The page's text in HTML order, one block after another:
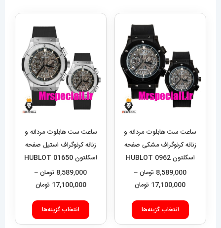
انواع
مختلفی
می
باشد.
گزینه
ها
ممکن
است
در
صفحه
محصول
ساعت ست هابلوت مردانه و
زنانه کرنوگراف مشکی صفحه
اسکلتون 0962 HUBLOT
BIG BANG
8,589,000 تومان–
17,100,000 تومانمحدوده
تا
انتخاب گزینه‌ها
این
محصول
ساعت ست هابلوت مردانه و
زنانه کرنوگراف استیل صفحه
اسکلتون 01650 HUBLOT
BIG BANG
8,589,000 تومان–
17,100,000 تومانمحدوده
تا
انتخاب گزینه‌ها
این
محصول